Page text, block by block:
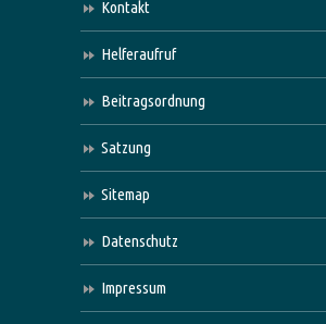
Kontakt
Helferaufruf
Beitragsordnung
Satzung
Sitemap
Datenschutz
Impressum